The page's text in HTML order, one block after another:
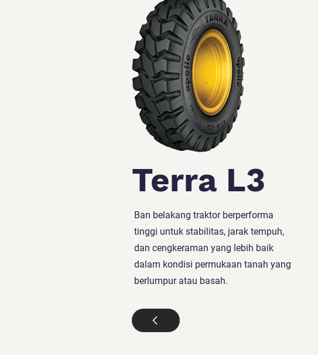
Terra L3
Ban belakang traktor berperforma
tinggi untuk stabilitas, jarak tempuh,
dan cengkeraman yang lebih baik
dalam kondisi permukaan tanah yang
berlumpur atau basah.